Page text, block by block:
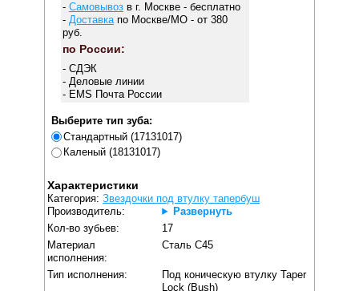
- Самовывозв г. Москве - бесплатно
- Доставкапо Москве/МО - от 380
руб.
по России:
- СДЭК
- Деловые линии
- EMS Почта России
Выберите тип зуба:
Стандартный (17131017)
Каленый (18131017)
Характеристики
Категория:Звездочки под втулку тапербуш
Производитель:
Развернуть
Кол-во зубьев:
17
Материал
исполнения:
Сталь C45
Тип исполнения:
Под коническую втулку Taper
Lock (Bush)